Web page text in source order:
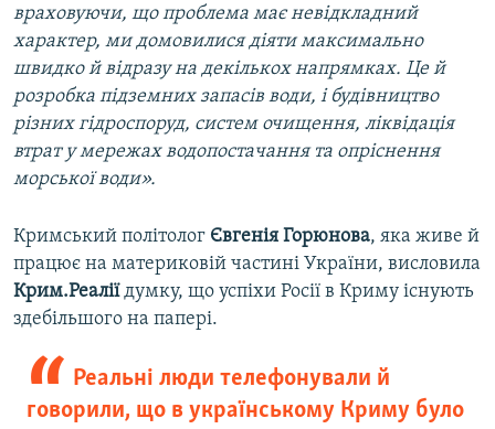
враховуючи, що проблема має невідкладний
характер, ми домовилися діяти максимально
швидко й відразу на декількох напрямках. Це й
розробка підземних запасів води, і будівництво
різних гідроспоруд, систем очищення, ліквідація
втрат у мережах водопостачання та опріснення
морської води».
Кримський політолог Євгенія Горюнова, яка живе й
працює на материковій частині України, висловила
Крим.Реаліїдумку, що успіхи Росії в Криму існують
здебільшого на папері.
Реальні люди телефонували й
говорили, що в українському Криму було